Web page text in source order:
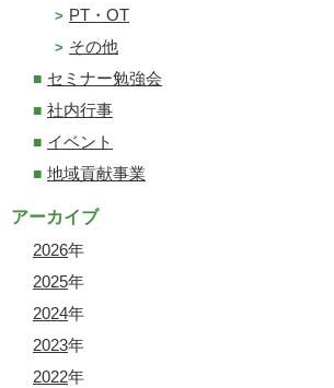
PT・OT
その他
セミナー勉強会
社内行事
イベント
地域貢献事業
アーカイブ
2026年
2025年
2024年
2023年
2022年